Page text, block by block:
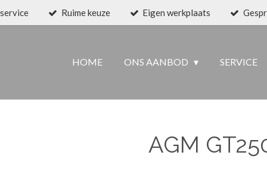
Ruime keuze Eigen werkplaats
HOME ONS AANBOD SERVICE
AGM